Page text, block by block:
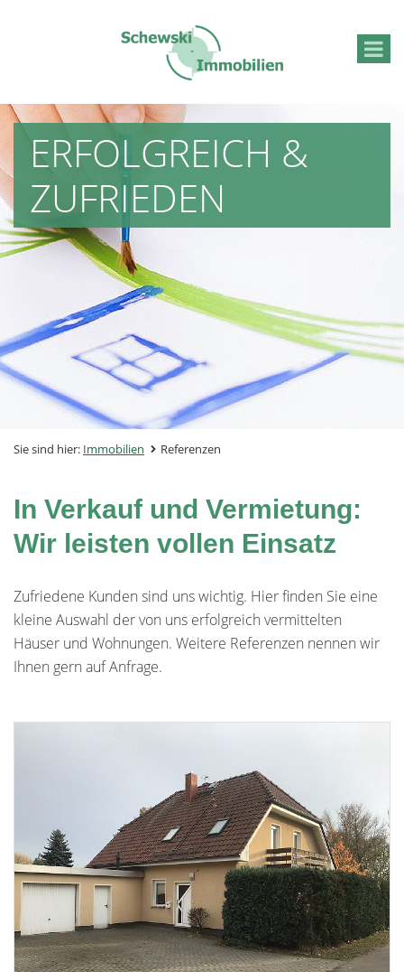
ERFOLGREICH &
ZUFRIEDEN
Sie sind hier: Immobilien Referenzen
In Verkauf und Vermietung:
Wir leisten vollen Einsatz
Zufriedene Kunden sind uns wichtig. Hier finden Sie eine
kleine Auswahl der von uns erfolgreich vermittelten
Häuser und Wohnungen. Weitere Referenzen nennen wir
Ihnen gern auf Anfrage.